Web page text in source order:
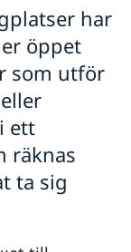
&
har
öppet
som utför
ett
räknas
ta sig